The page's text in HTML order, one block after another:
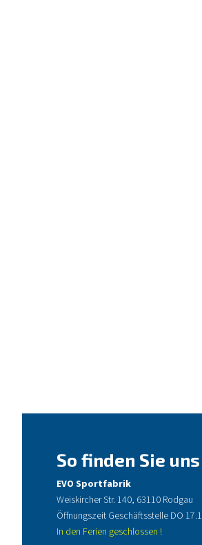
So finden Sie uns
EVO Sportfabrik
Weiskircher Str. 140, 63110 Rodgau
Öffnungszeit Geschäftsstelle DO
In den Ferien geschlossen !